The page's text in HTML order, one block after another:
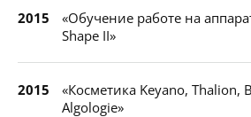
2015
«Обучение работе на
Shape II»
2015
«Косметика Keyano, Thalion,
Algologie»